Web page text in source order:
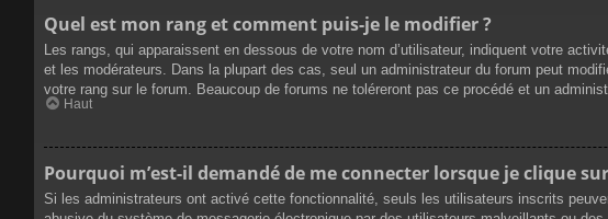
Quel est mon rang et comment puis-je le modifier ?
Les rangs, qui apparaissent en dessous de votre nom d’utilisateur, indiquent votre
et les modérateurs. Dans la plupart des cas, seul un administrateur du forum peut
votre rang sur le forum. Beaucoup de forums ne toléreront pas ce procédé et un
Haut
Pourquoi m’est-il demandé de me connecter lorsque je clique
Si les administrateurs ont activé cette fonctionnalité, seuls les utilisateurs inscrits